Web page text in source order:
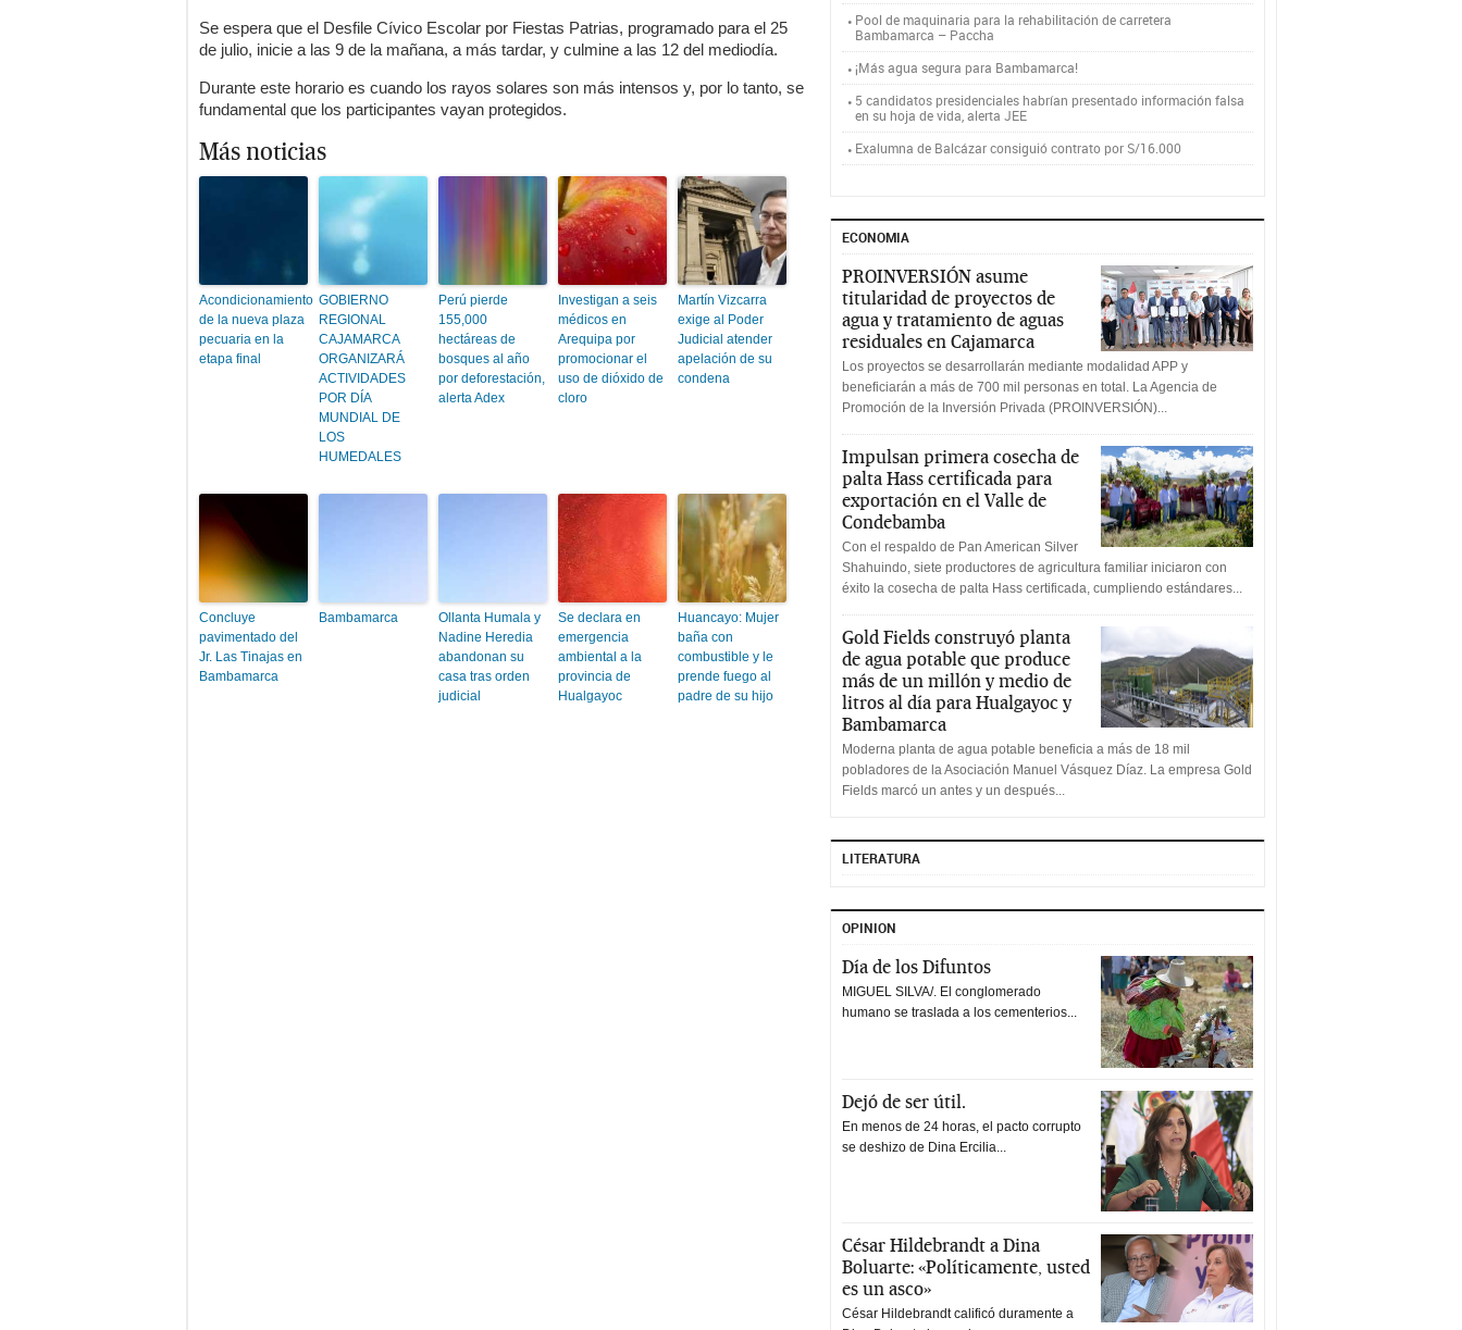
Se espera que el Desfile Cívico Escolar por Fiestas Patrias, programado para el 25
de julio, inicie a las 9 de la mañana, a más tardar, y culmine a las 12 del mediodía.
Durante este horario es cuando los rayos solares son más intensos y, por lo tanto, se
fundamental que los participantes vayan protegidos.
Más noticias
Acondicionamiento
de la nueva plaza
pecuaria en la
etapa final
GOBIERNO
REGIONAL
CAJAMARCA
ORGANIZARÁ
ACTIVIDADES
POR DÍA
MUNDIAL DE
LOS
HUMEDALES
Perú pierde
155,000
hectáreas de
bosques al año
por deforestación,
alerta Adex
Investigan a seis
médicos en
Arequipa por
promocionar el
uso de dióxido de
cloro
Martín Vizcarra
exige al Poder
Judicial atender
apelación de su
condena
Concluye
pavimentado del
Jr. Las Tinajas en
Bambamarca
Bambamarca
Ollanta Humala y
Nadine Heredia
abandonan su
casa tras orden
judicial
Se declara en
emergencia
ambiental a la
provincia de
Hualgayoc
Huancayo: Mujer
baña con
combustible y le
prende fuego al
padre de su hijo
Pool de maquinaria para la rehabilitación de carretera
Bambamarca – Paccha
¡Más agua segura para Bambamarca!
5 candidatos presidenciales habrían presentado información falsa
en su hoja de vida, alerta JEE
Exalumna de Balcázar consiguió contrato por S/16.000
ECONOMIA
PROINVERSIÓN asume
titularidad de proyectos de
agua y tratamiento de aguas
residuales en Cajamarca
Los proyectos se desarrollarán mediante modalidad APP y
beneficiarán a más de 700 mil personas en total. La Agencia de
Promoción de la Inversión Privada (PROINVERSIÓN)...
Impulsan primera cosecha de
palta Hass certificada para
exportación en el Valle de
Condebamba
Con el respaldo de Pan American Silver
Shahuindo, siete productores de agricultura familiar iniciaron con
éxito la cosecha de palta Hass certificada, cumpliendo estándares...
Gold Fields construyó planta
de agua potable que produce
más de un millón y medio de
litros al día para Hualgayoc y
Bambamarca
Moderna planta de agua potable beneficia a más de 18 mil
pobladores de la Asociación Manuel Vásquez Díaz. La empresa Gold
Fields marcó un antes y un después...
LITERATURA
OPINION
Día de los Difuntos
MIGUEL SILVA/. El conglomerado
humano se traslada a los cementerios...
Dejó de ser útil.
En menos de 24 horas, el pacto corrupto
se deshizo de Dina Ercilia...
César Hildebrandt a Dina
Boluarte: «Políticamente, usted
es un asco»
César Hildebrandt calificó duramente a